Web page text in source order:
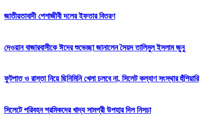
জাতীয়তাবাদী পেশাজীবী দলের ইফতার বিতরণ
দেওয়ান বাজারবাসীকে ঈদের শুভেচ্ছা জানালেন সৈয়দ তালিমুল ইসলাম জুনু
ফুটপাত ও রাস্তা নিয়ে ছিনিমিনি খেলা চলবে না, সিলেট কল্যাণ সংস্থার হুঁশিয়ারি
সিলেটে পরিবহন শ্রমিকদের খাদ্য সামগ্রী উপহার দিল নিসচা